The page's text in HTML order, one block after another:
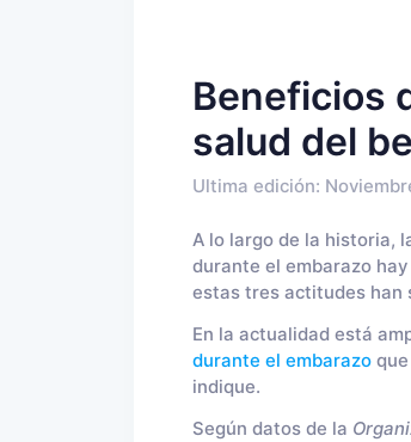
Beneficios
salud del
Ultima edición:
A lo largo de la historia,
durante el embarazo
estas tres actitudes han
En la actualidad está
durante el embarazoque
indique.
Según datos de la